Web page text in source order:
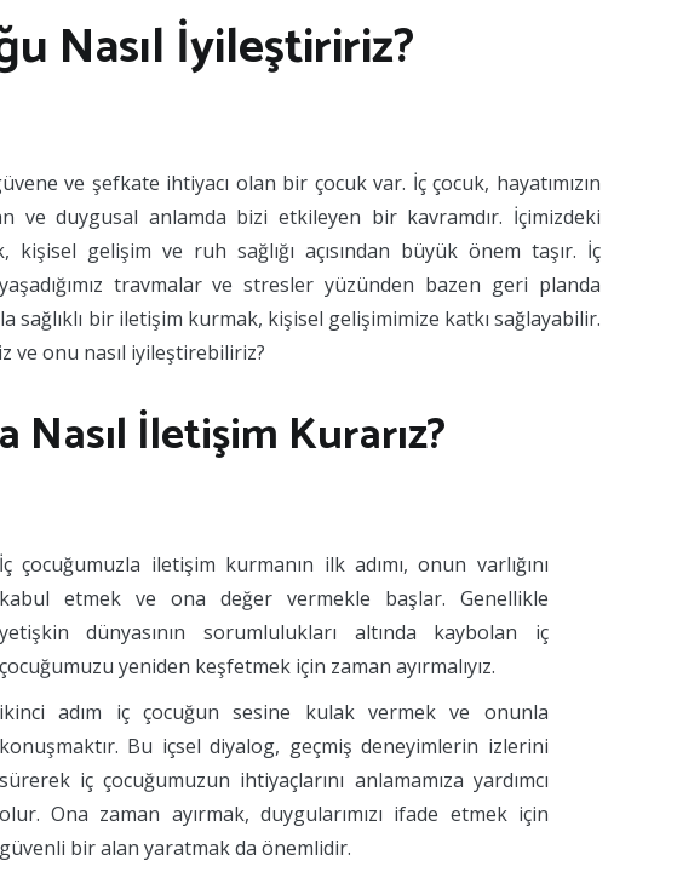
Nasıl İyileştiririz?
ve şefkate ihtiyacı olan bir çocuk var. İç çocuk, hayatımızın
ve duygusal anlamda bizi etkileyen bir kavramdır. İçimizdeki
kişisel gelişim ve ruh sağlığı açısından büyük önem taşır. İç
travmalar ve stresler yüzünden bazen geri planda
sağlıklı bir iletişim kurmak, kişisel gelişimimize katkı sağlayabilir.
ve onu nasıl iyileştirebiliriz?
İletişim Kurarız?
İç çocuğumuzla iletişim kurmanın ilk adımı, onun varlığını
kabul etmek ve ona değer vermekle başlar. Genellikle
yetişkin dünyasının sorumlulukları altında kaybolan iç
çocuğumuzu yeniden keşfetmek için zaman ayırmalıyız.
ikinci adım iç çocuğun sesine kulak vermek ve onunla
konuşmaktır. Bu içsel diyalog, geçmiş deneyimlerin izlerini
sürerek iç çocuğumuzun ihtiyaçlarını anlamamıza yardımcı
olur. Ona zaman ayırmak, duygularımızı ifade etmek için
güvenli bir alan yaratmak da önemlidir.